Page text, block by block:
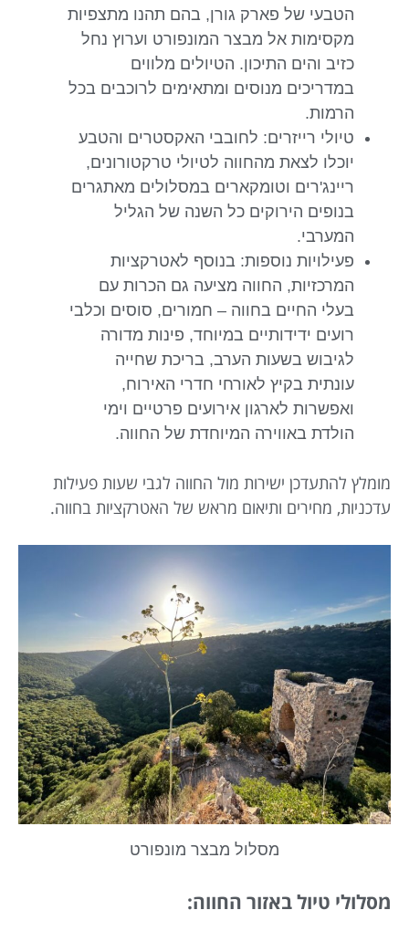
הטבעי של פארק גורן, בהם תהנו מתצפיות
מקסימות אל מבצר המונפורט וערוץ נחל
כזיב והים התיכון. הטיולים מלווים
במדריכים מנוסים ומתאימים לרוכבים בכל
הרמות.
טיולי רייזרים: לחובבי האקסטרים והטבע
יוכלו לצאת מהחווה לטיולי טרקטורונים,
ריינג'רים וטומקארים במסלולים מאתגרים
בנופים הירוקים כל השנה של הגליל
המערבי.
פעילויות נוספות: בנוסף לאטרקציות
המרכזיות, החווה מציעה גם הכרות עם
בעלי החיים בחווה – חמורים, סוסים וכלבי
רועים ידידותיים במיוחד, פינות מדורה
לגיבוש בשעות הערב, בריכת שחייה
עונתית בקיץ לאורחי חדרי האירוח,
ואפשרות לארגון אירועים פרטיים וימי
הולדת באווירה המיוחדת של החווה.
מומלץ להתעדכן ישירות מול החווה לגבי שעות פעילות
עדכניות, מחירים ותיאום מראש של האטרקציות בחווה.
מסלול מבצר מונפורט
מסלולי טיול באזור ‏החווה: